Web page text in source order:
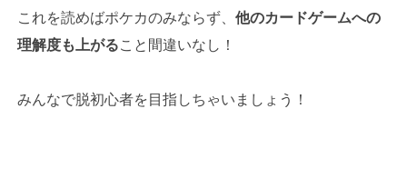
これを読めばポケカのみならず、 他のカードゲームへの
理解度も上がること間違いなし！
みんなで脱初心者を目指しちゃいましょう！